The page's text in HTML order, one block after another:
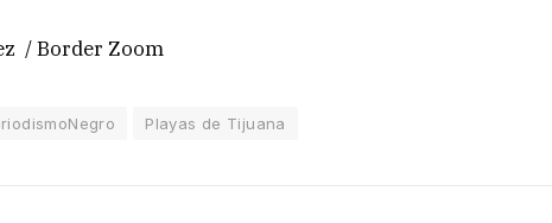
/ Border Zoom
Playas de Tijuana